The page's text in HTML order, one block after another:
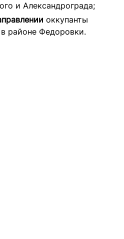
и Александрограда;
оккупанты
в районе Федоровки.